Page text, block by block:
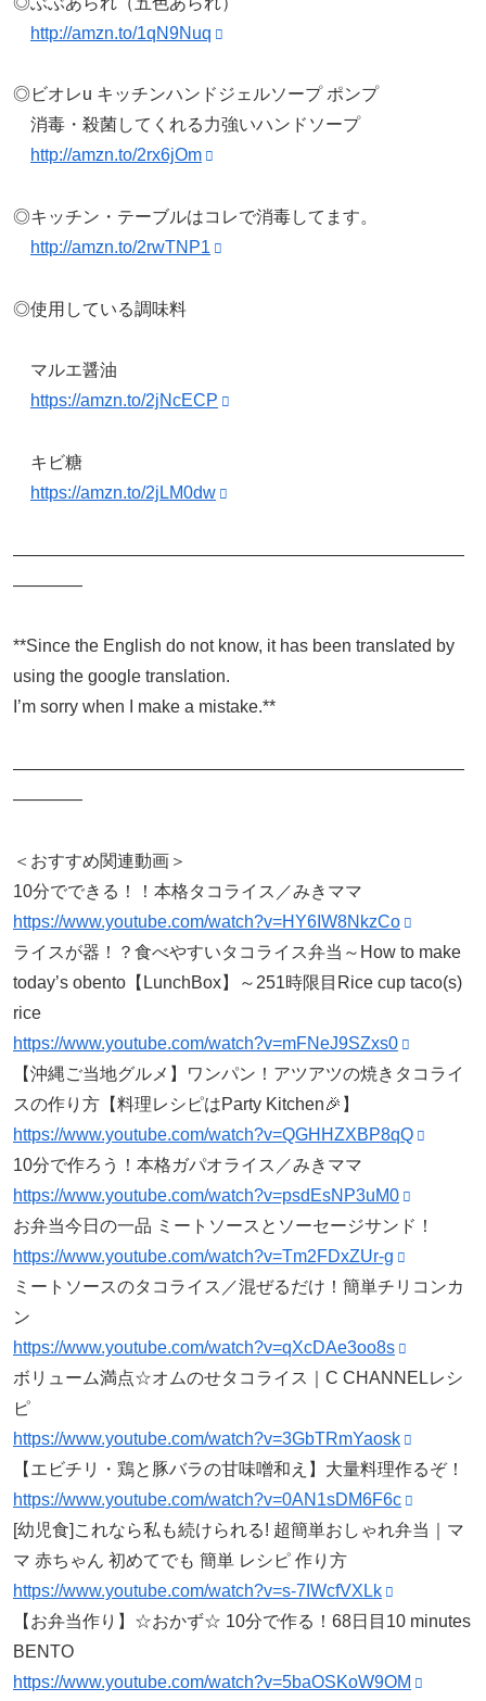
http://amzn.to/1qN9Nuq
◎ビオレu キッチンハンドジェルソープ ポンプ
消毒・殺菌してくれる力強いハンドソープ
http://amzn.to/2rx6jOm
◎キッチン・テーブルはコレで消毒してます。
http://amzn.to/2rwTNP1
◎使用している調味料
マルエ醤油
https://amzn.to/2jNcECP
キビ糖
https://amzn.to/2jLM0dw
——————————————————————————
————
**Since the English do not know, it has been translated by
using the google translation.
I’m sorry when I make a mistake.**
——————————————————————————
————
＜おすすめ関連動画＞
10分でできる！！本格タコライス／みきママ
https://www.youtube.com/watch?v=HY6IW8NkzCo
ライスが器！？食べやすいタコライス弁当～How to make
today’s obento【LunchBox】～251時限目Rice cup taco(s)
rice
https://www.youtube.com/watch?v=mFNeJ9SZxs0
【沖縄ご当地グルメ】ワンパン！アツアツの焼きタコライ
スの作り方【料理レシピはParty Kitchen🎉】
https://www.youtube.com/watch?v=QGHHZXBP8qQ
10分で作ろう！本格ガパオライス／みきママ
https://www.youtube.com/watch?v=psdEsNP3uM0
お弁当今日の一品 ミートソースとソーセージサンド！
https://www.youtube.com/watch?v=Tm2FDxZUr-g
ミートソースのタコライス／混ぜるだけ！簡単チリコンカ
ン
https://www.youtube.com/watch?v=qXcDAe3oo8s
ボリューム満点☆オムのせタコライス｜C CHANNELレシ
ピ
https://www.youtube.com/watch?v=3GbTRmYaosk
【エビチリ・鶏と豚バラの甘味噌和え】大量料理作るぞ！
https://www.youtube.com/watch?v=0AN1sDM6F6c
[幼児食]これなら私も続けられる! 超簡単おしゃれ弁当｜マ
マ 赤ちゃん 初めてでも 簡単 レシピ 作り方
https://www.youtube.com/watch?v=s-7IWcfVXLk
【お弁当作り】☆おかず☆ 10分で作る！68日目10 minutes
BENTO
https://www.youtube.com/watch?v=5baOSKoW9OM